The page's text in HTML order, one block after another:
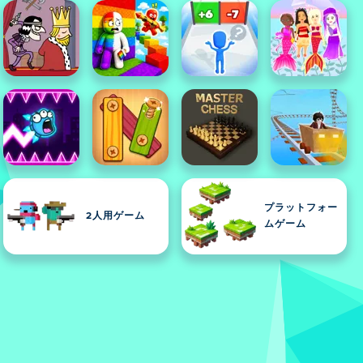
2人用ゲーム
プラットフォー
ムゲーム